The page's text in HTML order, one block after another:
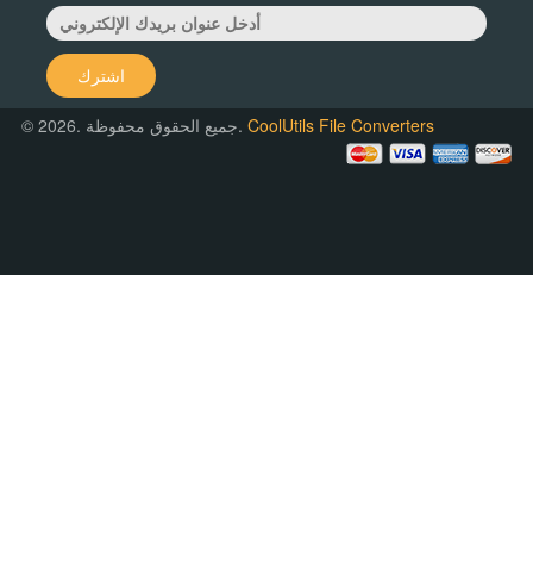
اشترك
© 2026. جميع الحقوق محفوظة.CoolUtils File Converters